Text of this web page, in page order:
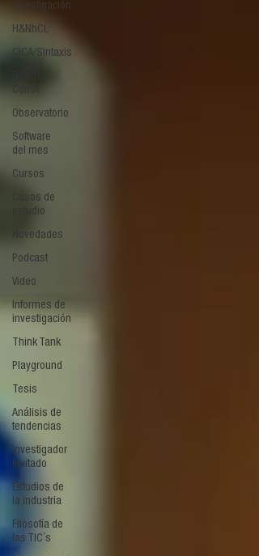
Investigación
H&NhCL
CICA/Sintaxis
ComA
Observatorio
Software
del mes
Cursos
Casos de
estudio
Novedades
Podcast
Video
Informes de
investigación
Think Tank
Playground
Tesis
Análisis de
tendencias
Investigador
Invitado
Estudios de
la industria
Filosofía de
las TIC´s